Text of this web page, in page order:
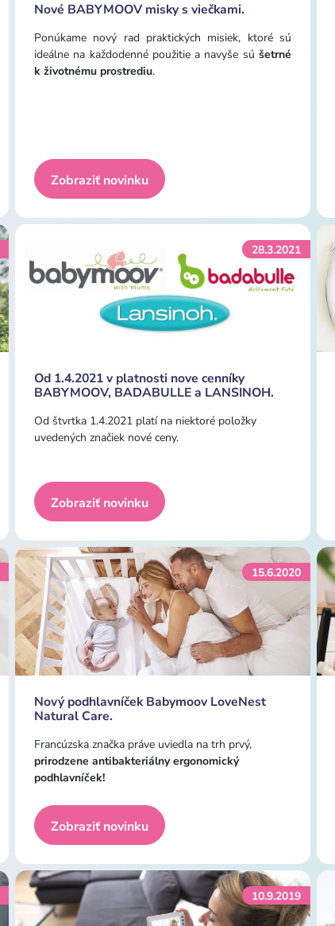
Nové BABYMOOV misky s viečkami.
Ponúkame nový rad praktických misiek, ktoré sú
ideálne na každodenné použitie a navyše sú šetrné
k životnému prostrediu.
Zobraziť novinku
28.3.2021
Od 1.4.2021 v platnosti nove cenníky
BABYMOOV, BADABULLE a LANSINOH.
Od štvrtka 1.4.2021 platí na niektoré položky
uvedených značiek nové ceny.
Zobraziť novinku
15.6.2020
Nový podhlavníček Babymoov LoveNest
Natural Care.
Francúzska značka práve uviedla na trh prvý,
prirodzene antibakteriálny ergonomický
podhlavníček!
Zobraziť novinku
10.9.2019